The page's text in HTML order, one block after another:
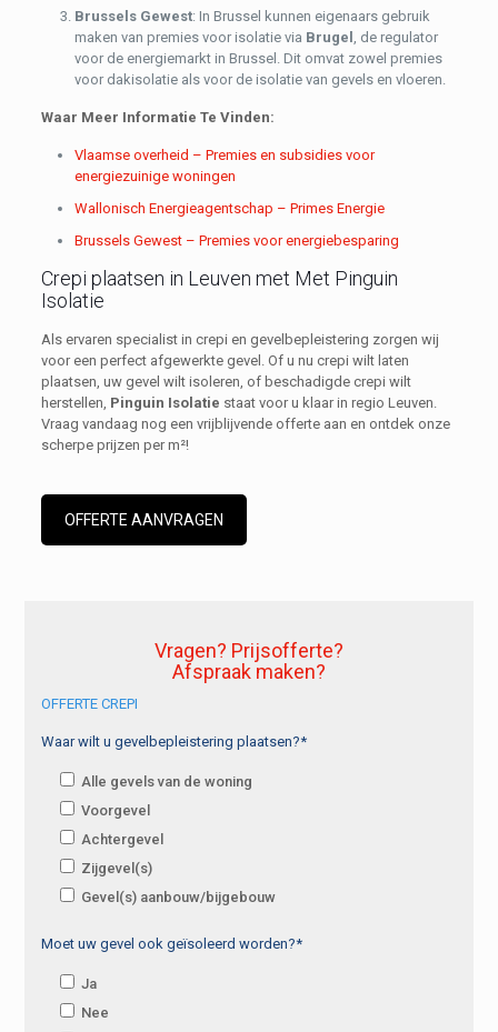
Brussels Gewest: In Brussel kunnen eigenaars gebruik
maken van premies voor isolatie via Brugel , de regulator
voor de energiemarkt in Brussel. Dit omvat zowel premies
voor dakisolatie als voor de isolatie van gevels en vloeren.
Waar Meer Informatie Te Vinden:
Vlaamse overheid – Premies en subsidies voor
energiezuinige woningen
Wallonisch Energieagentschap – Primes Energie
Brussels Gewest – Premies voor energiebesparing
Crepi plaatsen in Leuven met Met Pinguin
Isolatie
Als ervaren specialist in crepi en gevelbepleistering zorgen wij
voor een perfect afgewerkte gevel. Of u nu crepi wilt laten
plaatsen, uw gevel wilt isoleren, of beschadigde crepi wilt
herstellen, Pinguin Isolatie staat voor u klaar in regio Leuven.
Vraag vandaag nog een vrijblijvende offerte aan en ontdek onze
scherpe prijzen per m²!
OFFERTE AANVRAGEN
Vragen? Prijsofferte?
Afspraak maken?
OFFERTE CREPI
Waar wilt u gevelbepleistering plaatsen?*
Alle gevels van de woning
Voorgevel
Achtergevel
Zijgevel(s)
Gevel(s) aanbouw/bijgebouw
Moet uw gevel ook geïsoleerd worden?*
Ja
Nee